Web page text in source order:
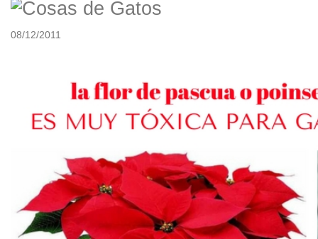
08/12/2011